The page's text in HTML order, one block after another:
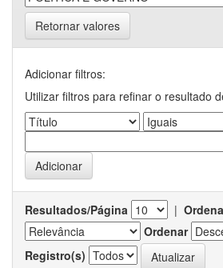
Retornar valores
Adicionar filtros:
Utilizar filtros para refinar o resultado
Resultados/Página |
Ordenar
Registro(s)